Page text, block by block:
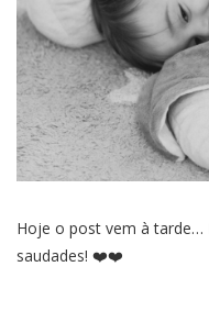
Hoje o post vem à
saudades! ❤️❤️